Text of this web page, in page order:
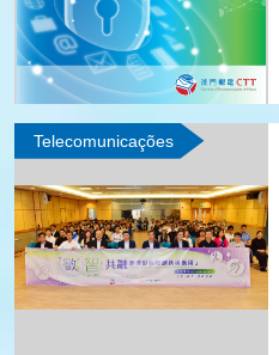
Telecomunicações